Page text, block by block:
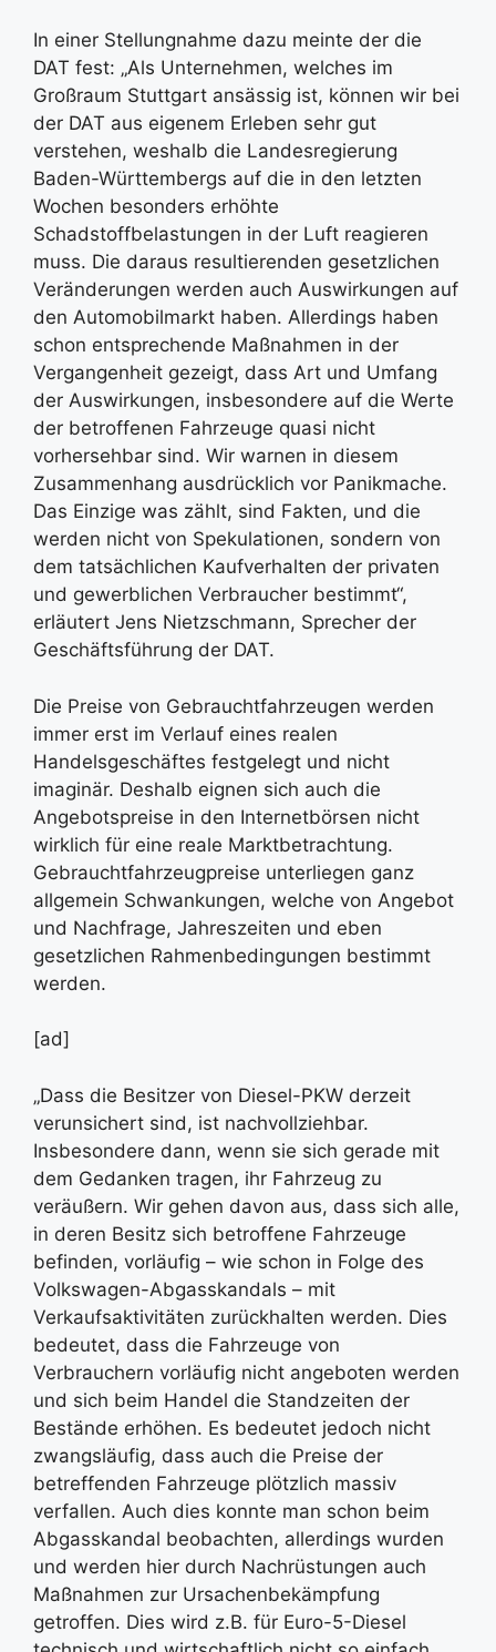
In einer Stellungnahme dazu meinte der die
DAT fest: „Als Unternehmen, welches im
Großraum Stuttgart ansässig ist, können wir bei
der DAT aus eigenem Erleben sehr gut
verstehen, weshalb die Landesregierung
Baden-Württembergs auf die in den letzten
Wochen besonders erhöhte
Schadstoffbelastungen in der Luft reagieren
muss. Die daraus resultierenden gesetzlichen
Veränderungen werden auch Auswirkungen auf
den Automobilmarkt haben. Allerdings haben
schon entsprechende Maßnahmen in der
Vergangenheit gezeigt, dass Art und Umfang
der Auswirkungen, insbesondere auf die Werte
der betroffenen Fahrzeuge quasi nicht
vorhersehbar sind. Wir warnen in diesem
Zusammenhang ausdrücklich vor Panikmache.
Das Einzige was zählt, sind Fakten, und die
werden nicht von Spekulationen, sondern von
dem tatsächlichen Kaufverhalten der privaten
und gewerblichen Verbraucher bestimmt“,
erläutert Jens Nietzschmann, Sprecher der
Geschäftsführung der DAT.
Die Preise von Gebrauchtfahrzeugen werden
immer erst im Verlauf eines realen
Handelsgeschäftes festgelegt und nicht
imaginär. Deshalb eignen sich auch die
Angebotspreise in den Internetbörsen nicht
wirklich für eine reale Marktbetrachtung.
Gebrauchtfahrzeugpreise unterliegen ganz
allgemein Schwankungen, welche von Angebot
und Nachfrage, Jahreszeiten und eben
gesetzlichen Rahmenbedingungen bestimmt
werden.
[ad]
„Dass die Besitzer von Diesel-PKW derzeit
verunsichert sind, ist nachvollziehbar.
Insbesondere dann, wenn sie sich gerade mit
dem Gedanken tragen, ihr Fahrzeug zu
veräußern. Wir gehen davon aus, dass sich alle,
in deren Besitz sich betroffene Fahrzeuge
befinden, vorläufig – wie schon in Folge des
Volkswagen-Abgasskandals – mit
Verkaufsaktivitäten zurückhalten werden. Dies
bedeutet, dass die Fahrzeuge von
Verbrauchern vorläufig nicht angeboten werden
und sich beim Handel die Standzeiten der
Bestände erhöhen. Es bedeutet jedoch nicht
zwangsläufig, dass auch die Preise der
betreffenden Fahrzeuge plötzlich massiv
verfallen. Auch dies konnte man schon beim
Abgasskandal beobachten, allerdings wurden
und werden hier durch Nachrüstungen auch
Maßnahmen zur Ursachenbekämpfung
getroffen. Dies wird z.B. für Euro-5-Diesel